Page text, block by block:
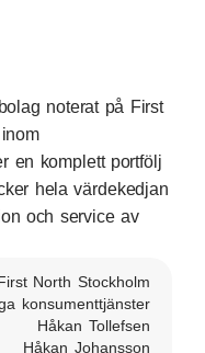
noterat på First
en komplett portfölj
hela värdekedjan
och service av
North Stockholm
konsumenttjänster
Håkan Tollefsen
Håkan Johansson